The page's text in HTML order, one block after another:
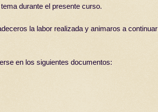
durante el presente curso.
la labor realizada y animaros a continuar
en los siguientes documentos: